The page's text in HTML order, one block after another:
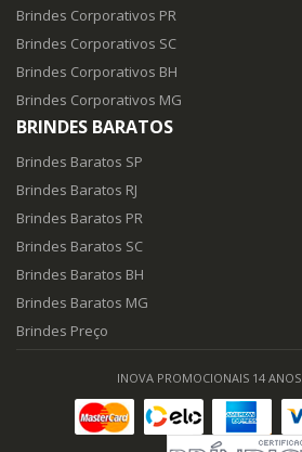
Brindes Corporativos PR
Brindes Corporativos SC
Brindes Corporativos BH
Brindes Corporativos MG
BRINDES BARATOS
Brindes Baratos SP
Brindes Baratos RJ
Brindes Baratos PR
Brindes Baratos SC
Brindes Baratos BH
Brindes Baratos MG
Brindes Preço
INOVA PROMOCIONAIS 14 ANOS